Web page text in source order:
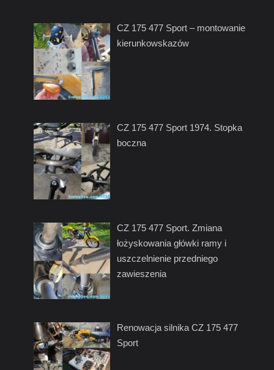
CZ 175 477 Sport – montowanie
kierunkowskazów
CZ 175 477 Sport 1974. Stopka
boczna
CZ 175 477 Sport. Zmiana
łożyskowania główki ramy i
uszczelnienie przedniego
zawieszenia
Renowacja silnika CZ 175 477
Sport